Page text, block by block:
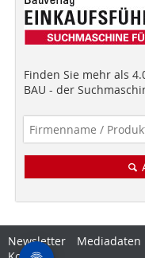
Finden Sie mehr als
BAU - der
Newsletter Mediadaten